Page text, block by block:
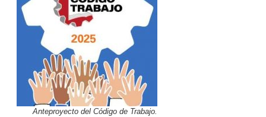
Anteproyecto del Código de Trabajo.